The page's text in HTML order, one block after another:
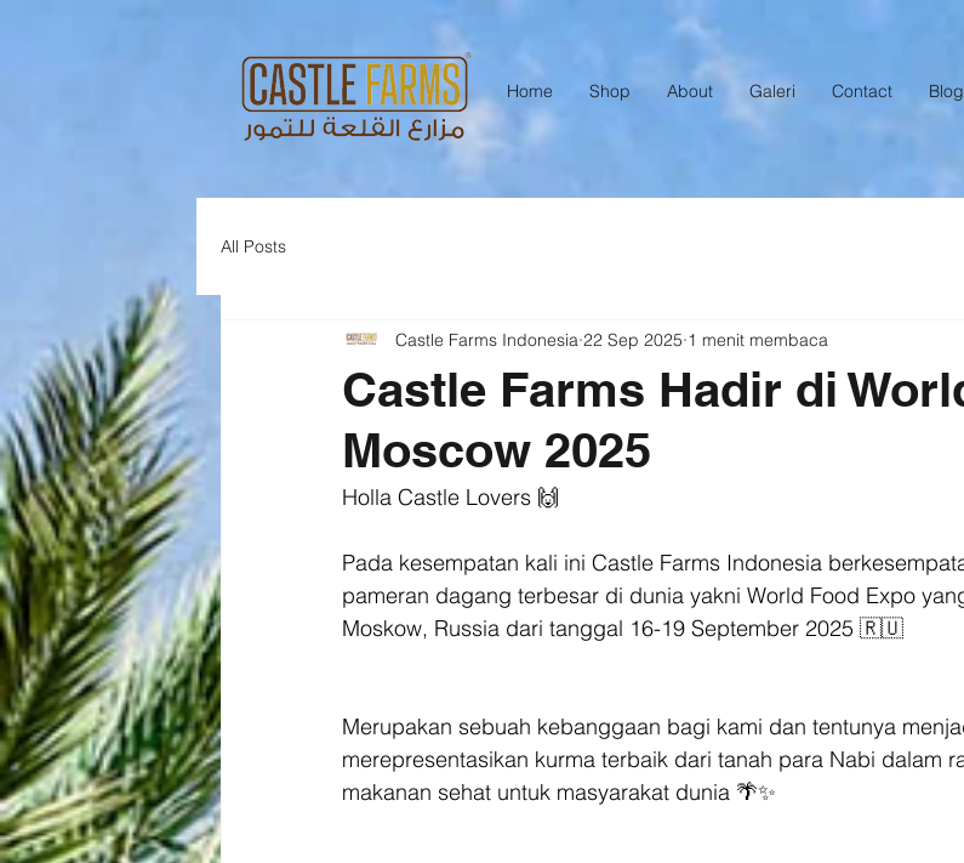
Home Shop About Galeri Contact Blog
All Posts
Castle Farms Hadir di
Moscow 2025
Castle Farms Indonesia 22 Sep 2025 1 menit membaca
Holla Castle Lovers 🙌
Pada kesempatan kali ini Castle Farms Indonesia
pameran dagang terbesar di dunia yakni World Food Expo
Moskow, Russia dari tanggal 16-19 September 2025 🇷🇺
Merupakan sebuah kebanggaan bagi kami dan tentunya
merepresentasikan kurma terbaik dari tanah para Nabi dalam
makanan sehat untuk masyarakat dunia 🌴✨